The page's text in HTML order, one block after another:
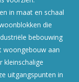
in maat en schaal
die
bebouwing
woongebouw aan
kleinschalige
uitgangspunten in